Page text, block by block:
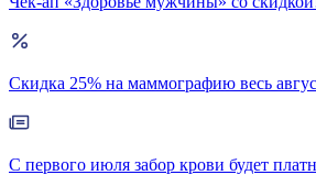
Скидка 25% на маммографию весь
С первого июля забор крови будет